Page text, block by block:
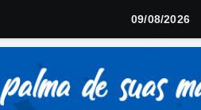
09/08/2026